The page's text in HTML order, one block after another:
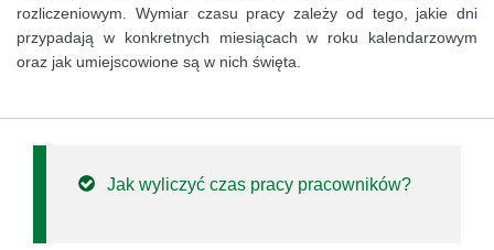
rozliczeniowym. Wymiar czasu pracy zależy od tego, jakie dni
przypadają w konkretnych miesiącach w roku kalendarzowym
oraz jak umiejscowione są w nich święta.
Jak wyliczyć czas pracy pracowników?